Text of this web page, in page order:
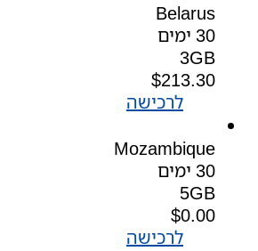
Belarus
30 ימים
3GB
$213.30
לרכישה
Mozambique
30 ימים
5GB
$0.00
לרכישה